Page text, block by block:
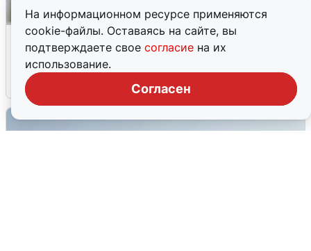
На информационном ресурсе применяются
cookie-файлы. Оставаясь на сайте, вы
подтверждаете свое согласие на их
использование.
Согласен
Волгоградцы остались без
мобильного интернета
6 августа